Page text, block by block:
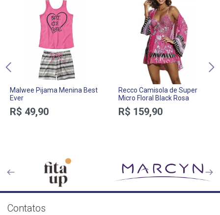
Malwee Pijama Menina Best
Ever
R$ 49,90
Recco Camisola de Super
Micro Floral Black Rosa
R$ 159,90
Contatos